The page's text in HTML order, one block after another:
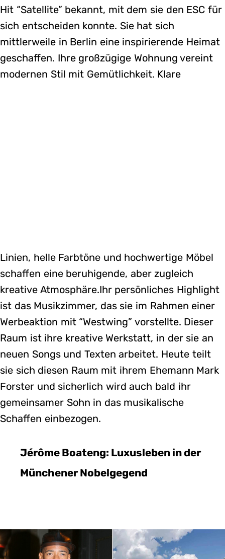
Hit “Satellite” bekannt, mit dem sie den ESC für
sich entscheiden konnte. Sie hat sich
mittlerweile in Berlin eine inspirierende Heimat
geschaffen. Ihre großzügige Wohnung vereint
modernen Stil mit Gemütlichkeit. Klare
Linien, helle Farbtöne und hochwertige Möbel
schaffen eine beruhigende, aber zugleich
kreative Atmosphäre.Ihr persönliches Highlight
ist das Musikzimmer, das sie im Rahmen einer
Werbeaktion mit “Westwing” vorstellte. Dieser
Raum ist ihre kreative Werkstatt, in der sie an
neuen Songs und Texten arbeitet. Heute teilt
sie sich diesen Raum mit ihrem Ehemann Mark
Forster und sicherlich wird auch bald ihr
gemeinsamer Sohn in das musikalische
Schaffen einbezogen.
Jérôme Boateng: Luxusleben in der
Münchener Nobelgegend